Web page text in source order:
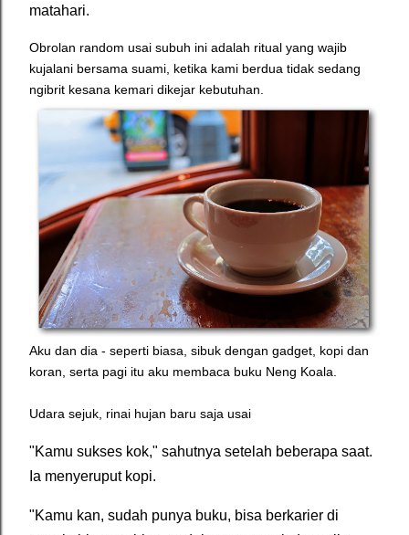
matahari.
Obrolan random usai subuh ini adalah ritual yang wajib
kujalani bersama suami, ketika kami berdua tidak sedang
ngibrit kesana kemari dikejar kebutuhan.
Aku dan dia - seperti biasa, sibuk dengan gadget, kopi dan
koran, serta pagi itu aku membaca buku Neng Koala.
Udara sejuk, rinai hujan baru saja usai
"Kamu sukses kok," sahutnya setelah beberapa saat.
Ia menyeruput kopi.
"Kamu kan, sudah punya buku, bisa berkarier di